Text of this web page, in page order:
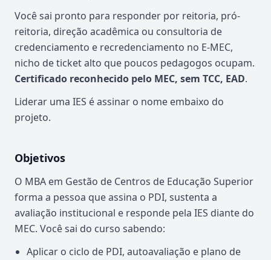
Você sai pronto para responder por reitoria, pró-
reitoria, direção acadêmica ou consultoria de
credenciamento e recredenciamento no E-MEC,
nicho de ticket alto que poucos pedagogos ocupam.
Certificado reconhecido pelo MEC, sem TCC, EAD.
Liderar uma IES é assinar o nome embaixo do
projeto.
Objetivos
O MBA em Gestão de Centros de Educação Superior
forma a pessoa que assina o PDI, sustenta a
avaliação institucional e responde pela IES diante do
MEC. Você sai do curso sabendo:
Aplicar o ciclo de PDI, autoavaliação e plano de